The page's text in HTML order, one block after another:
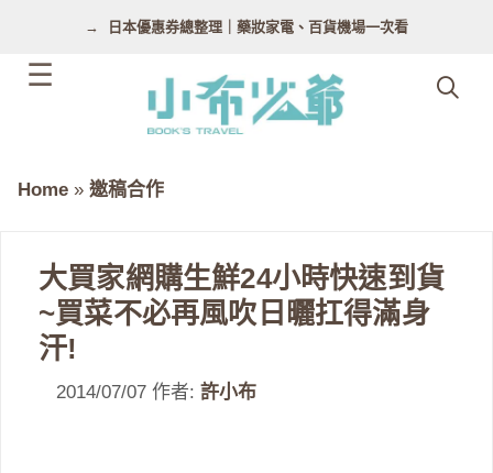
日本優惠券總整理｜藥妝家電、百貨機場一次看
Home » 邀稿合作
大買家網購生鮮24小時快速到貨
~買菜不必再風吹日曬扛得滿身
汗!
2014/07/07 作者: 許小布